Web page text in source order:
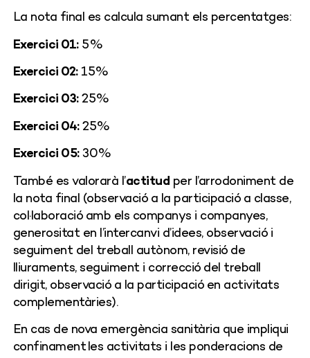
La nota final es calcula sumant els percentatges:
Exercici 01:5%
Exercici 02:15%
Exercici 03:25%
Exercici 04:25%
Exercici 05:30%
També es valorarà l’actitud per l’arrodoniment de
la nota final (observació a la participació a classe,
col·laboració amb els companys i companyes,
generositat en l’intercanvi d’idees, observació i
seguiment del treball autònom, revisió de
lliuraments, seguiment i correcció del treball
dirigit, observació a la participació en activitats
complementàries).
En cas de nova emergència sanitària que impliqui
confinament les activitats i les ponderacions de